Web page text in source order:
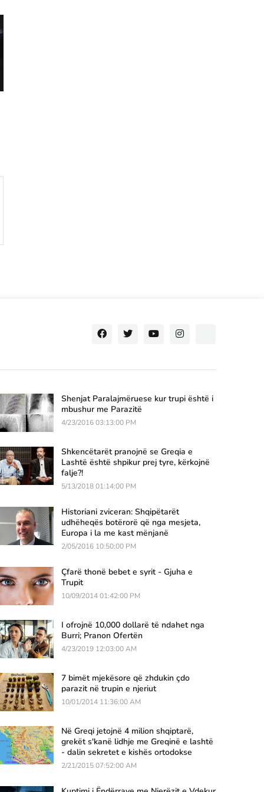
Shenjat Paralajmëruese kur trupi është i
mbushur me Parazitë
4/23/2016 03:13:00 PM
Shkencëtarët pranojnë se Greqia e
Lashtë është shpikur prej tyre, kërkojnë
falje?!
5/13/2018 01:14:00 PM
Historiani zviceran: Shqipëtarët
udhëheqës botërorë që nga mesjeta,
Europa i la me kast mënjanë
2/05/2016 10:50:00 PM
Çfarë thonë bebet e syrit - Gjuha e
Trupit
10/09/2014 01:42:00 PM
I ofrojnë 10,000 dollarë të ndahet nga
Burri; Pranon Ofertën
4/23/2019 12:03:00 AM
7 bimët mjekësore që zhdukin çdo
parazit në trupin e njeriut
10/01/2014 11:36:00 AM
Në Greqi jetojnë 4 milion shqiptarë,
grekët s'kanë lidhje me Greqinë e lashtë
- dalin sekretet e kishës ortodokse
2/21/2015 07:52:00 AM